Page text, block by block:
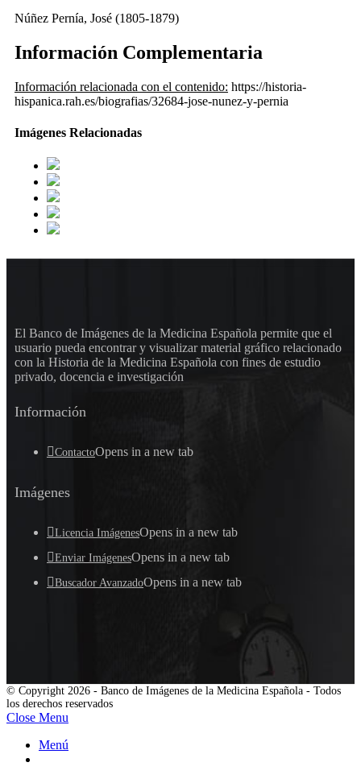
Núñez Pernía, José (1805-1879)
Información Complementaria
Información relacionada con el contenido: https://historia-
hispanica.rah.es/biografias/32684-jose-nunez-y-pernia
Imágenes Relacionadas
El Banco de Imágenes de la Medicina Española permite que el
usuario pueda encontrar y visualizar material gráfico relacionado
con la Historia de la Medicina Española con fines de estudio
privado, docencia e investigación
Información
ContactoOpens in a new tab
Imágenes
Licencia ImágenesOpens in a new tab
Enviar ImágenesOpens in a new tab
Buscador AvanzadoOpens in a new tab
© Copyright 2026 - Banco de Imágenes de la Medicina Española - Todos
los derechos reservados
Close Menu
Menú